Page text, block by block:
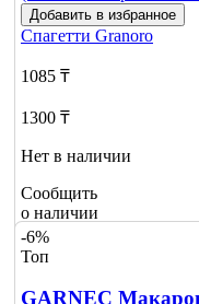
Добавить в избранное
Спагетти Granoro
1085 ₸
1300 ₸
Нет в наличии
Сообщить
о наличии
-6%
Топ
GARNEC